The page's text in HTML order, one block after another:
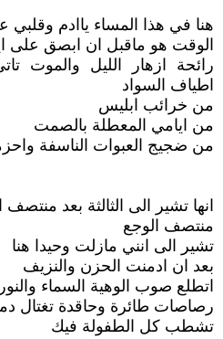
هنا في هذا المساء ياادم
الوقت هو ماقبل ان ابصق على
رائحة ازهار الليل والموت
اطياف السواد
من خرائب ابليس
من ايامي المعطلة بالصمت
من ضجيج العبوات الناسفة
انها تشير الى الثالثة بعد منتصف
منتصف الوجع
تشير الى انني مازلت وحيدا هنا
بعد ان ادمنت الحزن والنزيف
اتطلع صوب الوهية السماء
رصاصات طائرة وحاقدة تغتال
تشطب كل الطفولة فيك